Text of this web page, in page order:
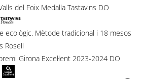
del Foix Medalla Tastavins DO
ecològic. Mètode tradicional i 18 mesos
Rosell
Girona Excel·lent 2023-2024 DO